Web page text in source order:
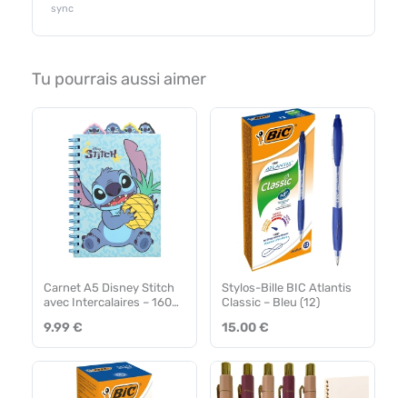
sync
Tu pourrais aussi aimer
Carnet A5 Disney Stitch
avec Intercalaires – 160
9.99 €
Stylos-Bille BIC Atlantis
Classic – Bleu (12)
15.00 €